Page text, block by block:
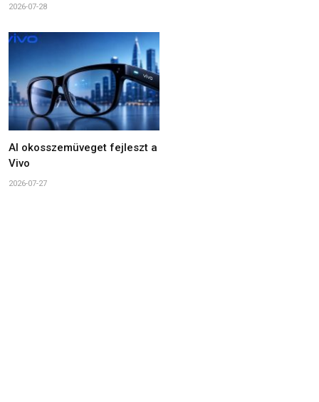
2026-07-28
AI okosszemüveget fejleszt a
Vivo
2026-07-27